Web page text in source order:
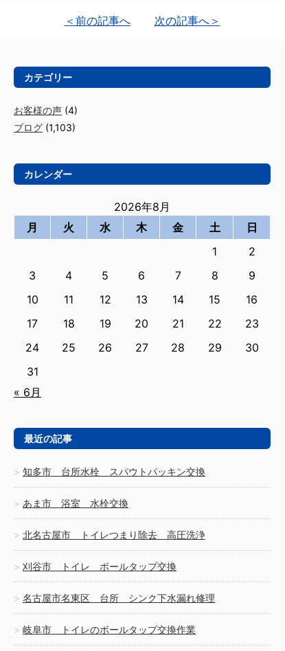
＜前の記事へ 次の記事へ＞
カテゴリー
お客様の声 (4)
ブログ (1,103)
カレンダー
2026年8月
月
火 水 木 金 土
日
1
2
3
4 5 6 7 8
9
10
11 12 13 14 15
16
17
18 19 20 21 22
23
24
25 26 27 28 29
30
31
« 6月
最近の記事
知多市 台所水栓 スパウトパッキン交換
あま市 浴室 水栓交換
北名古屋市 トイレつまり除去 高圧洗浄
刈谷市 トイレ ボールタップ交換
名古屋市名東区 台所 シンク下水漏れ修理
岐阜市 トイレのボールタップ交換作業